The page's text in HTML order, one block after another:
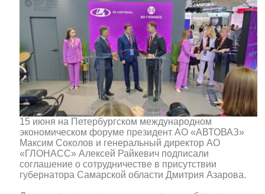
15 июня на Петербургском международном
экономическом форуме президент АО «АВТОВАЗ»
Максим Соколов и генеральный директор АО
«ГЛОНАСС» Алексей Райкевич подписали
соглашение о сотрудничестве в присутствии
губернатора Самарской области Дмитрия Азарова.